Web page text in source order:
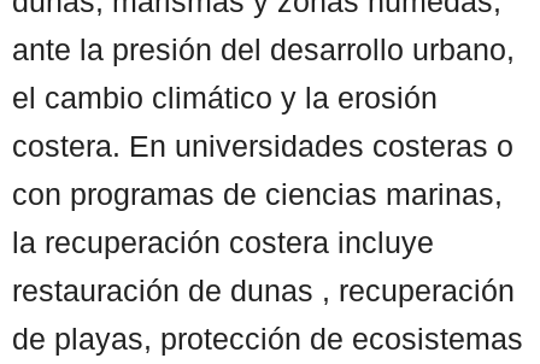
ante la presión del desarrollo urbano,
el cambio climático y la erosión
costera. En universidades costeras o
con programas de ciencias marinas,
la recuperación costera incluye
restauración de dunas , recuperación
de playas, protección de ecosistemas